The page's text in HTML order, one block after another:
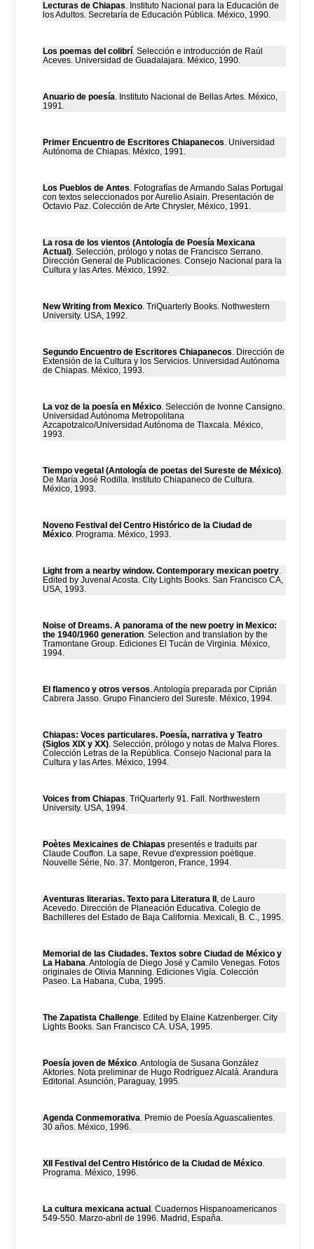
Lecturas de Chiapas. Instituto Nacional para la Educación de
los Adultos. Secretaría de Educación Pública. México, 1990.
Los poemas del colibrí. Selección e introducción de Raúl
Aceves. Universidad de Guadalajara. México, 1990.
Anuario de poesía. Instituto Nacional de Bellas Artes. México,
1991.
Primer Encuentro de Escritores Chiapanecos. Universidad
Autónoma de Chiapas. México, 1991.
Los Pueblos de Antes. Fotografías de Armando Salas Portugal
con textos seleccionados por Aurelio Asiain. Presentación de
Octavio Paz. Colección de Arte Chrysler, México, 1991.
La rosa de los vientos (Antología de Poesía Mexicana
Actual). Selección, prólogo y notas de Francisco Serrano.
Dirección General de Publicaciones. Consejo Nacional para la
Cultura y las Artes. México, 1992.
New Writing from Mexico. TriQuarterly Books. Nothwestern
University. USA, 1992.
Segundo Encuentro de Escritores Chiapanecos. Dirección de
Extensión de la Cultura y los Servicios. Universidad Autónoma
de Chiapas. México, 1993.
La voz de la poesía en México. Selección de Ivonne Cansigno.
Universidad Autónoma Metropolitana
Azcapotzalco/Universidad Autónoma de Tlaxcala. México,
1993.
Tiempo vegetal (Antología de poetas del Sureste de México).
De María José Rodilla. Instituto Chiapaneco de Cultura.
México, 1993.
Noveno Festival del Centro Histórico de la Ciudad de
México. Programa. México, 1993.
Light from a nearby window. Contemporary mexican poetry.
Edited by Juvenal Acosta. City Lights Books. San Francisco CA,
USA, 1993.
Noise of Dreams. A panorama of the new poetry in Mexico:
the 1940/1960 generation. Selection and translation by the
Tramontane Group. Ediciones El Tucán de Virginia. México,
1994.
El flamenco y otros versos. Antología preparada por Ciprián
Cabrera Jasso. Grupo Financiero del Sureste. México, 1994.
Chiapas: Voces particulares. Poesía, narrativa y Teatro
(Siglos XIX y XX). Selección, prólogo y notas de Malva Flores.
Colección Letras de la República. Consejo Nacional para la
Cultura y las Artes. México, 1994.
Voices from Chiapas. TriQuarterly 91. Fall. Northwestern
University. USA, 1994.
Poètes Mexicaines de Chiapas presentés e traduits par
Claude Couffon. La sape, Revue d'expression poètique.
Nouvelle Série, No. 37. Montgeron, France, 1994.
Aventuras literarias. Texto para Literatura II
, de Lauro
Acevedo. Dirección de Planeación Educativa. Colegio de
Bachilleres del Estado de Baja California. Mexicali, B. C., 1995.
Memorial de las Ciudades. Textos sobre Ciudad de México y
La Habana. Antología de Diego José y Camilo Venegas. Fotos
originales de Olivia Manning. Ediciones Vigía. Colección
Paseo. La Habana, Cuba, 1995.
The Zapatista Challenge. Edited by Elaine Katzenberger. City
Lights Books. San Francisco CA. USA, 1995.
Poesía joven de México. Antología de Susana González
Aktories. Nota preliminar de Hugo Rodríguez Alcalá. Arandura
Editorial. Asunción, Paraguay, 1995.
Agenda Conmemorativa. Premio de Poesía Aguascalientes.
30 años. México, 1996.
XII Festival del Centro Histórico de la Ciudad de México.
Programa. México, 1996.
La cultura mexicana actual . Cuadernos Hispanoamericanos
549-550. Marzo-abril de 1996. Madrid, España.